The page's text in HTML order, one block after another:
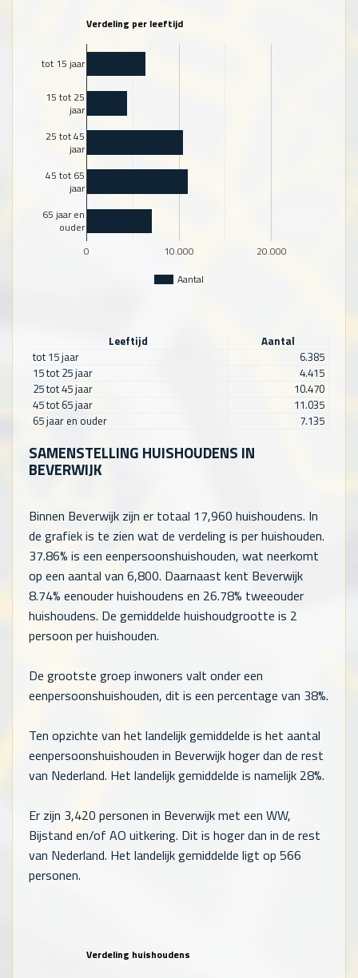
Verdeling per leeftijd
Aantal
0 10.000 20.000
tot 15 jaar
15 tot 25
jaar
25 tot 45
jaar
45 tot 65
jaar
65 jaar en
ouder
Leeftijd
Aantal
tot 15 jaar
6.385
15 tot 25 jaar
4.415
25 tot 45 jaar
10.470
45 tot 65 jaar
11.035
65 jaar en ouder
7.135
SAMENSTELLING HUISHOUDENS IN
BEVERWIJK
Binnen Beverwijk zijn er totaal 17,960 huishoudens. In
de grafiek is te zien wat de verdeling is per huishouden.
37.86% is een eenpersoonshuishouden, wat neerkomt
op een aantal van 6,800. Daarnaast kent Beverwijk
8.74% eenouder huishoudens en 26.78% tweeouder
huishoudens. De gemiddelde huishoudgrootte is 2
persoon per huishouden.
De grootste groep inwoners valt onder een
eenpersoonshuishouden, dit is een percentage van 38%.
Ten opzichte van het landelijk gemiddelde is het aantal
eenpersoonshuishouden in Beverwijk hoger dan de rest
van Nederland. Het landelijk gemiddelde is namelijk 28%.
Er zijn 3,420 personen in Beverwijk met een WW,
Bijstand en/of AO uitkering. Dit is hoger dan in de rest
van Nederland. Het landelijk gemiddelde ligt op 566
personen.
Verdeling huishoudens